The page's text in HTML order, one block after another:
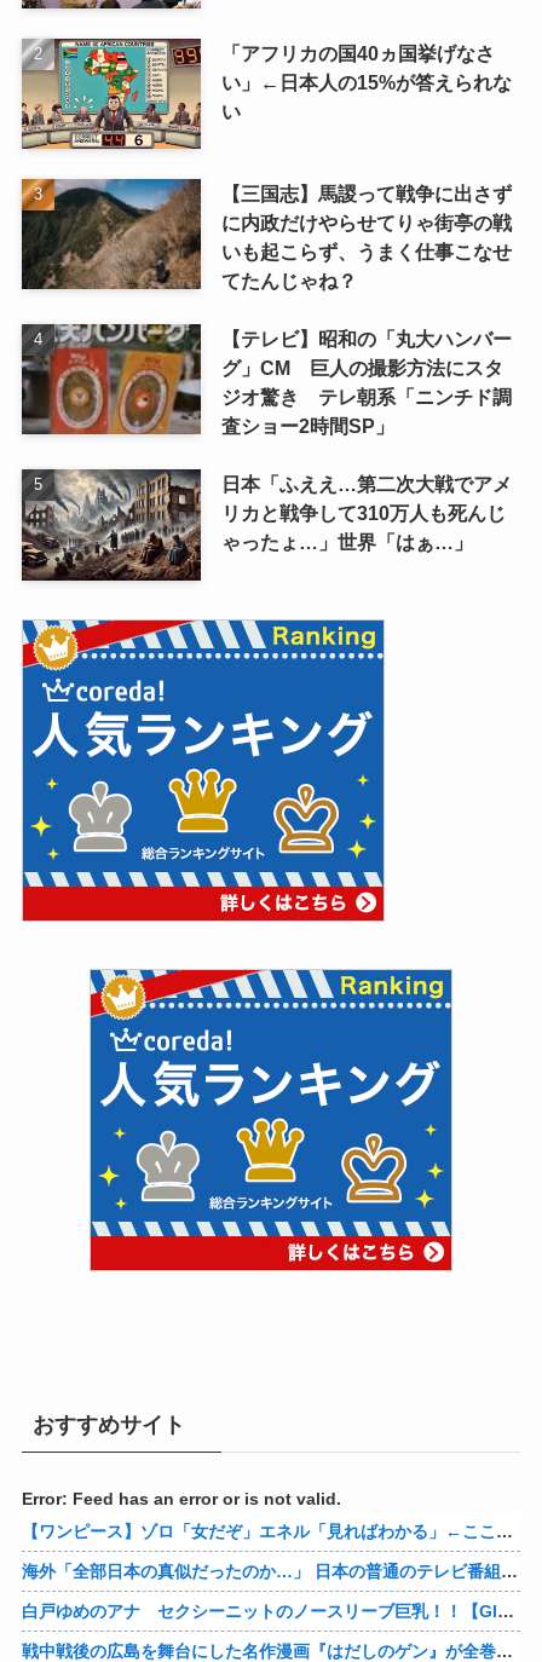
「アフリカの国40ヵ国挙げなさ
い」←日本人の15%が答えられな
い
【三国志】馬謖って戦争に出さず
に内政だけやらせてりゃ街亭の戦
いも起こらず、うまく仕事こなせ
てたんじゃね？
【テレビ】昭和の「丸大ハンバー
グ」CM 巨人の撮影方法にスタ
ジオ驚き テレ朝系「ニンチド調
査ショー2時間SP」
日本「ふええ…第二次大戦でアメ
リカと戦争して310万人も死んじ
ゃったょ…」世界「はぁ…」
おすすめサイト
Error: Feed has an error or is not valid.
【ワンピース】ゾロ「女だぞ」エネル「見ればわかる」←ここ好きすぎるｗｗｗｗｗｗｗｗｗｗｗｗｗ
海外「全部日本の真似だったのか…」 日本の普通のテレビ番組が最新SNSの数十年先を行っていたと話題に
白戸ゆめのアナ セクシーニットのノースリーブ巨乳！！【GIF動画あり】
戦中戦後の広島を舞台にした名作漫画『はだしのゲン』が全巻50％オフで買える激安セール開催！！このチャンスを見逃すな！！